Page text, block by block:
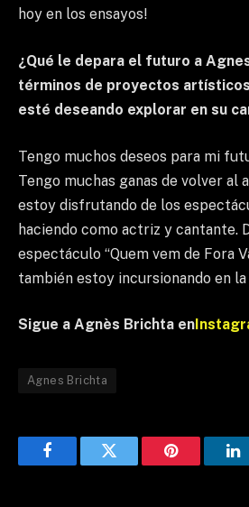
hoy en los ensayos!
¿Qué le depara el futuro a
términos de proyectos
esté deseando explorar en su
Tengo muchos deseos para mi
Tengo muchas ganas de volver al
estoy disfrutando de los
haciendo como actriz y cantante.
espectáculo “Quem vem de Fora
también estoy incursionando en
Sigue a Agnès Brichta en
Agnes Brichta
FacebookTwitter Pinterest